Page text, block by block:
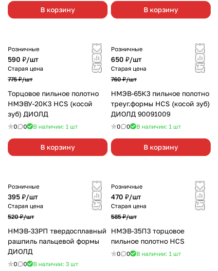
В корзину В корзину
Розничные
590 ₽/шт
Старая цена
775 ₽/шт
Торцовое пильное полотно
НМЭВУ-20К3 HCS (косой
зуб) ДИОЛД
0 0 В наличии: 1 шт
В корзину
Розничные
650 ₽/шт
Старая цена
760 ₽/шт
НМЭВ-65К3 пильное полотно
треуг.формы HCS (косой зуб)
ДИОЛД 90091009
0 0 В наличии: 1 шт
В корзину
Розничные
395 ₽/шт
Старая цена
520 ₽/шт
НМЭВ-33РП твердосплавный
рашпиль пальцевой формы
ДИОЛД
0 0 В наличии: 3 шт
Розничные
470 ₽/шт
Старая цена
585 ₽/шт
НМЭВ-35П3 торцовое
пильное полотно HCS
0 0 В наличии: 1 шт